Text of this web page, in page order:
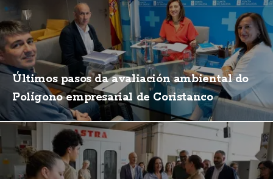
Últimos pasos da avaliación ambiental do
Polígono empresarial de Coristanco